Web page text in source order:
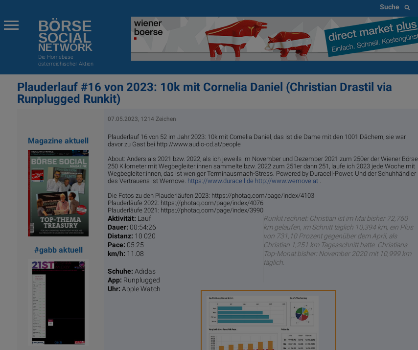
Suche
BÖRSE
SOCIAL
NETWORK
Die Homebase
österreichischer Aktien
Plauderlauf #16 von 2023: 10k mit Cornelia Daniel (Christian Drastil via
Runplugged Runkit)
Magazine aktuell
#gabb aktuell
07.05.2023, 1214 Zeichen
Plauderlauf 16 von 52 im Jahr 2023: 10k mit Cornelia Daniel, das ist die Dame mit den 1001 Dächern, sie war
davor zu Gast bei http://www.audio-cd.at/people .
About: Anders als 2021 bzw. 2022, als ich jeweils im November und Dezember 2021 zum 250er der Wiener Börse
250 Kilometer mit Wegbegleiter:innen sammelte bzw. 2022 zum 251er dann 251, laufe ich 2023 jede Woche mit
Wegbegleiter:innen, das ist weniger Terminausmach-Stress. Powered by Duracell-Power. Und der Schuhhändler
des Vertrauens ist Wemove. https://www.duracell.de http://www.wemove.at.
Die Fotos zu den Plauderläufen 2023: https://photaq.com/page/index/4103
Plauderläufe 2022: https://photaq.com/page/index/4076
Plauderläufe 2021: https://photaq.com/page/index/3990
Aktivität: Lauf
Dauer: 00:54:26
Distanz: 10 020
Pace: 05:25
km/h: 11.08
Schuhe: Adidas
App: Runplugged
Uhr: Apple Watch
Runkit rechnet: Christian ist im Mai bisher 72,760
km gelaufen, im Schnitt täglich 10,394 km, ein Plus
von 731,10 Prozent gegenüber dem April, als
Christian 1,251 km Tagesschnitt hatte. Christians
Top-Monat bisher: November 2020 mit 10,999 km
täglich.